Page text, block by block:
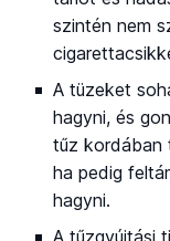
szintén nem
A tüzeket
hagyni, és
tűz kordában
ha pedig
hagyni.